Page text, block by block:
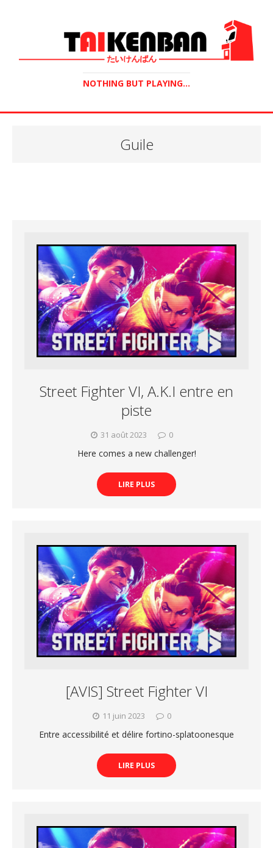
NOTHING BUT PLAYING...
Guile
Street Fighter VI, A.K.I entre en
piste
31 août 2023 0
Here comes a new challenger!
LIRE PLUS
[AVIS] Street Fighter VI
11 juin 2023 0
Entre accessibilité et délire fortino-splatoonesque
LIRE PLUS